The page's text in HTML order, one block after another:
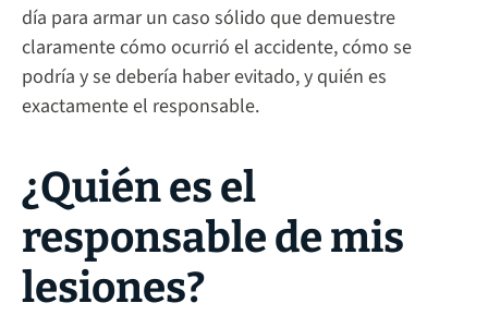
día para armar un caso sólido que demuestre
claramente cómo ocurrió el accidente, cómo se
podría y se debería haber evitado, y quién es
exactamente el responsable.
¿Quién es el
responsable de mis
lesiones?